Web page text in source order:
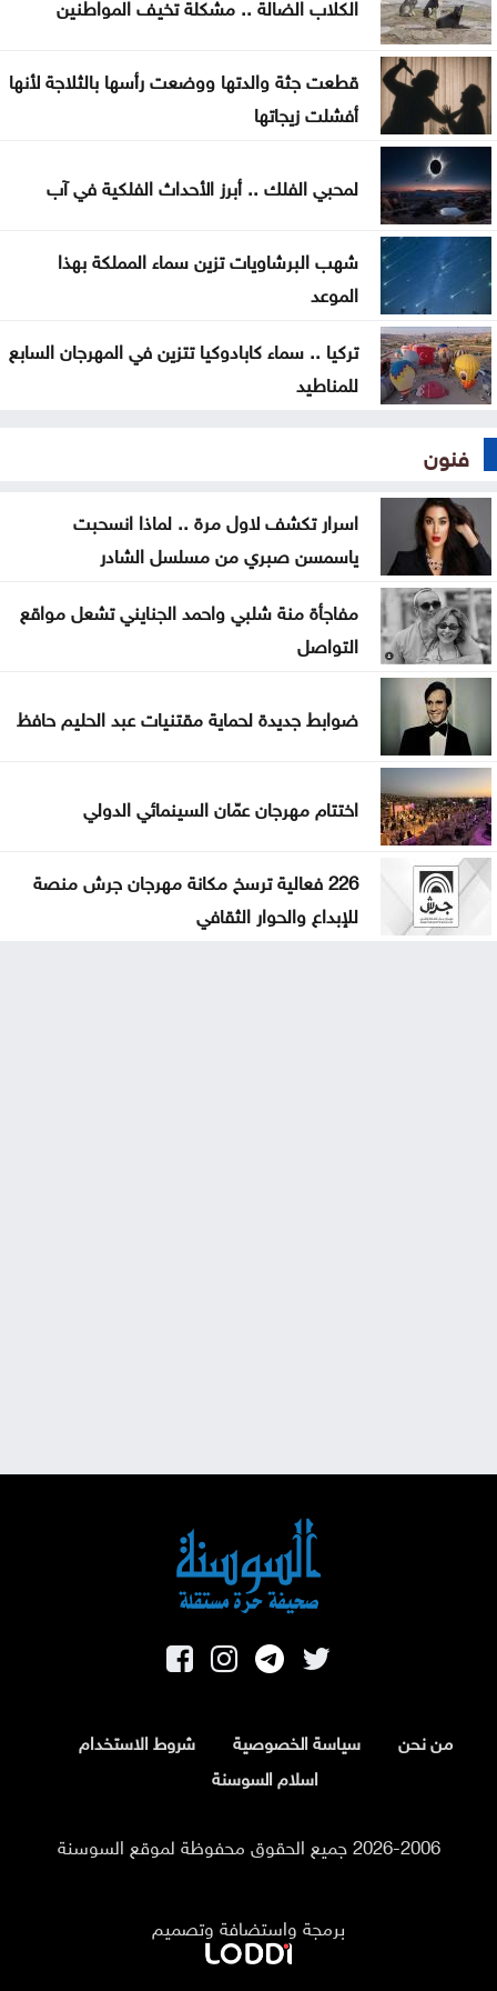
قطعت جثة والدتها ووضعت رأسها بالثلاجة لأنها
أفشلت زيجاتها
لمحبي الفلك .. أبرز الأحداث الفلكية في آب
شهب البرشاويات تزين سماء المملكة بهذا
الموعد
تركيا .. سماء كابادوكيا تتزين في المهرجان السابع
للمناطيد
فنون
اسرار تكشف لاول مرة .. لماذا انسحبت
ياسمسن صبري من مسلسل الشادر
مفاجأة منة شلبي واحمد الجنايني تشعل مواقع
التواصل
ضوابط جديدة لحماية مقتنيات عبد الحليم حافظ
اختتام مهرجان عمّان السينمائي الدولي
226 فعالية ترسخ مكانة مهرجان جرش منصة
للإبداع والحوار الثقافي
من نحن سياسة الخصوصية
شروط الاستخدام
اسلام السوسنة
2026-2006 جميع الحقوق محفوظة لموقع السوسنة
برمجة واستضافة وتصميم